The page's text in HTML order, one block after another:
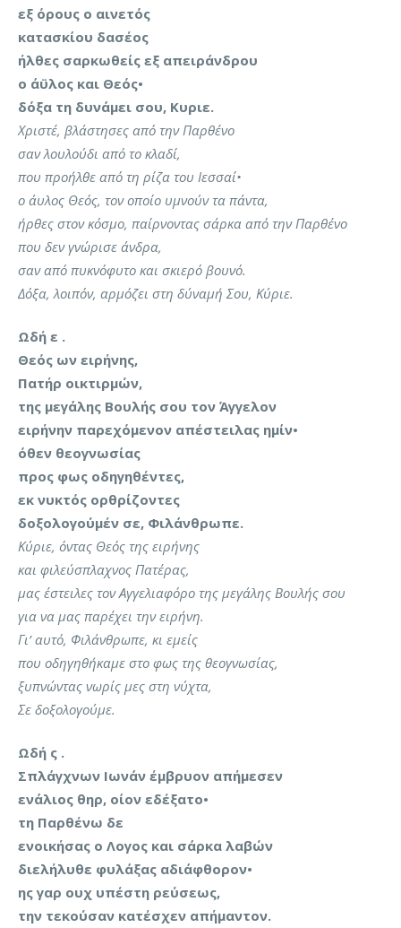
εξ όρους ο αινετός
κατασκίου δασέος
ήλθες σαρκωθείς εξ απειράνδρου
ο άϋλος και Θεός•
δόξα τη δυνάμει σου, Κυριε.
Χριστέ, βλάστησες από την Παρθένο
σαν λουλούδι από το κλαδί,
που προήλθε από τη ρίζα του Ιεσσαί•
ο άυλος Θεός, τον οποίο υμνούν τα πάντα,
ήρθες στον κόσμο, παίρνοντας σάρκα από την Παρθένο
που δεν γνώρισε άνδρα,
σαν από πυκνόφυτο και σκιερό βουνό.
Δόξα, λοιπόν, αρμόζει στη δύναμή Σου, Κύριε.
Ωδή ε .
Θεός ων ειρήνης,
Πατήρ οικτιρμών,
της μεγάλης Βουλής σου τον Άγγελον
ειρήνην παρεχόμενον απέστειλας ημίν•
όθεν θεογνωσίας
προς φως οδηγηθέντες,
εκ νυκτός ορθρίζοντες
δοξολογούμέν σε, Φιλάνθρωπε.
Κύριε, όντας Θεός της ειρήνης
και φιλεύσπλαχνος Πατέρας,
μας έστειλες τον Αγγελιαφόρο της μεγάλης Βουλής σου
για να μας παρέχει την ειρήνη.
Γι’ αυτό, Φιλάνθρωπε, κι εμείς
που οδηγηθήκαμε στο φως της θεογνωσίας,
ξυπνώντας νωρίς μες στη νύχτα,
Σε δοξολογούμε.
Ωδή ς .
Σπλάγχνων Ιωνάν έμβρυον απήμεσεν
ενάλιος θηρ, οίον εδέξατο•
τη Παρθένω δε
ενοικήσας ο Λογος και σάρκα λαβών
διελήλυθε φυλάξας αδιάφθορον•
ης γαρ ουχ υπέστη ρεύσεως,
την τεκούσαν κατέσχεν απήμαντον.